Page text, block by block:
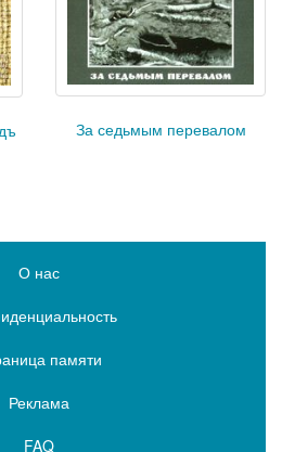
За седьмым перевалом
О нас
памяти
Реклама
FAQ